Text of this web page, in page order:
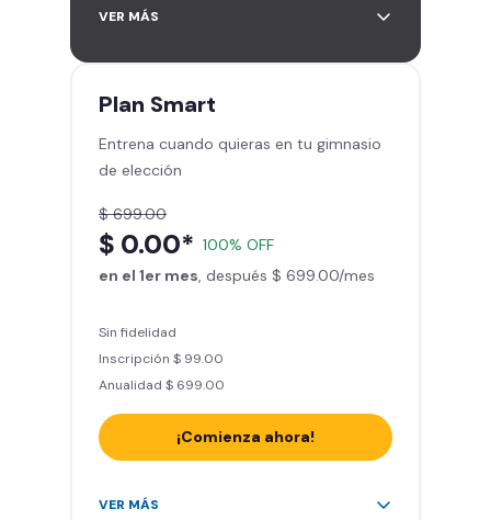
Acceso ilimitado a + 2.000
Entrena hasta con 5 amigos al
Sillones de masaje
Smart Fit App - Tu plan de
entrenamiento personalizado
Smart Fit GO (entrenamientos en
línea) en la app
Acceso a todas las áreas de peso
VER MÁS
Plan Smart
Entrena cuando quieras en tu gimnasio
de elección
$ 699.00
$ 0.00* 100% OFF
en el 1er mes , después $ 699.00/mes
Sin fidelidad
Inscripción $ 99.00
Anualidad $ 699.00
¡Comienza ahora!
Acceso ilimitado a + 2.000
VER MÁS